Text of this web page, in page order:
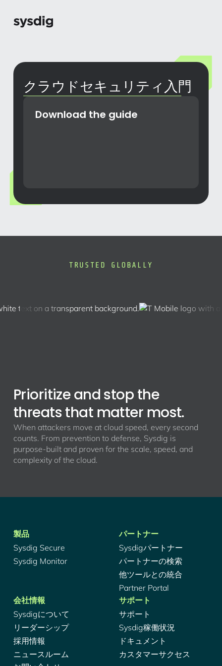
クラウドセキュリティ入門
Download the guide
TRUSTED GLOBALLY
Prioritize and stop the
threats that matter most.
When attackers move at cloud speed, every second
counts. From prevention to defense, Sysdig is
purpose-built and proven for the scale, speed, and
complexity of the cloud.
製品
Sysdig Secure
Sysdig Monitor
パートナー
Sysdigパートナー
パートナーの検索
他ツールとの統合
Partner Portal
会社情報
Sysdigについて
リーダーシップ
採用情報
ニュースルーム
サポート
サポート
Sysdig稼働状況
ドキュメント
カスタマーサクセス